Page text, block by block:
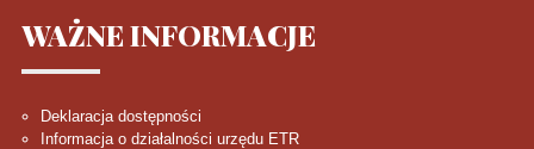
WAŻNEINFORMACJE
Deklaracja dostępności
Informacja o działalności urzędu ETR